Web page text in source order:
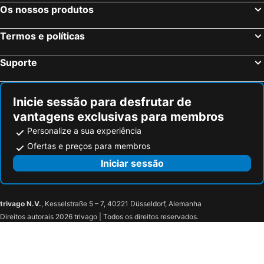
Bazenville, bed and breakfasts
Saint-Lô, bed and breakfasts
Airan, bed and breakfasts
Saint-Loup-Hors, bed and breakfasts
Lion-sur-Mer, bed and breakfasts
Mosles, bed and breakfasts
Os nossos produtos
Termos e políticas
Suporte
Inicie sessão para desfrutar de
vantagens exclusivas para membros
Personalize a sua experiência
Ofertas e preços para membros
Iniciar sessão
trivago N.V., Kesselstraße 5 – 7, 40221 Düsseldorf, Alemanha
Direitos autorais 2026 trivago | Todos os direitos reservados.